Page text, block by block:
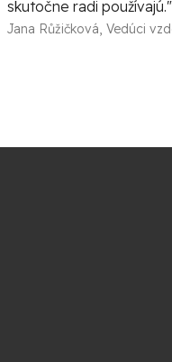
skutočne radi používajú."
Jana Růžičková, Vedúci